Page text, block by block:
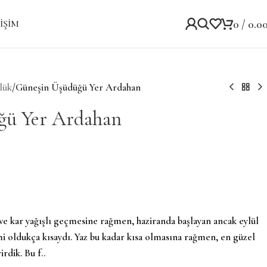
0 /
/Güneşin Üşüdüğü Yer Ardahan
Yer Ardahan
kar yağışlı geçmesine rağmen, haziranda başlayan ancak eylül
kısaydı. Yaz bu kadar kısa olmasına rağmen, en güzel
Bu f..